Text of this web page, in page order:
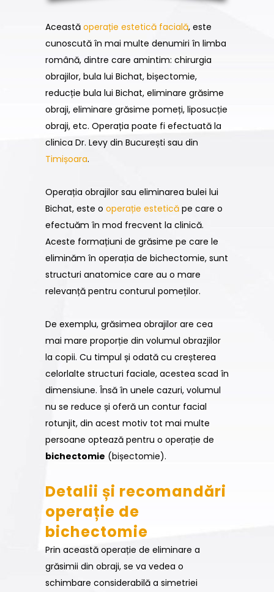
Această operație estetică facială, este
cunoscută în mai multe denumiri în limba
română, dintre care amintim: chirurgia
obrajilor, bula lui Bichat, bișectomie,
reducție bula lui Bichat, eliminare grăsime
obraji, eliminare grăsime pomeți, liposucție
obraji, etc. Operația poate fi efectuată la
clinica Dr. Levy din București sau din
Timișoara.
Operația obrajilor sau eliminarea bulei lui
Bichat, este o operație estetică pe care o
efectuăm în mod frecvent la clinică.
Aceste formațiuni de grăsime pe care le
eliminăm în operația de bichectomie, sunt
structuri anatomice care au o mare
relevanță pentru conturul pomeților.
De exemplu, grăsimea obrajilor are cea
mai mare proporție din volumul obrazjilor
la copii. Cu timpul și odată cu creșterea
celorlalte structuri faciale, acestea scad în
dimensiune. Însă în unele cazuri, volumul
nu se reduce și oferă un contur facial
rotunjit, din acest motiv tot mai multe
persoane optează pentru o operație de
bichectomie (bișectomie).
Detalii și recomandări
operație de
bichectomie
Prin această operație de eliminare a
grăsimii din obraji, se va vedea o
schimbare considerabilă a simetriei